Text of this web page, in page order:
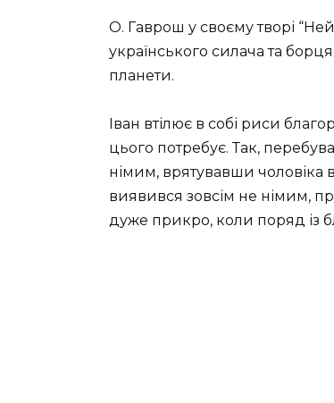
О. Гаврош у своєму творі
українського силача та
планети.
Іван втілює в собі риси
цього потребує. Так,
німим, врятувавши чоловіка
виявився зовсім не німим,
дуже прикро, коли поряд із